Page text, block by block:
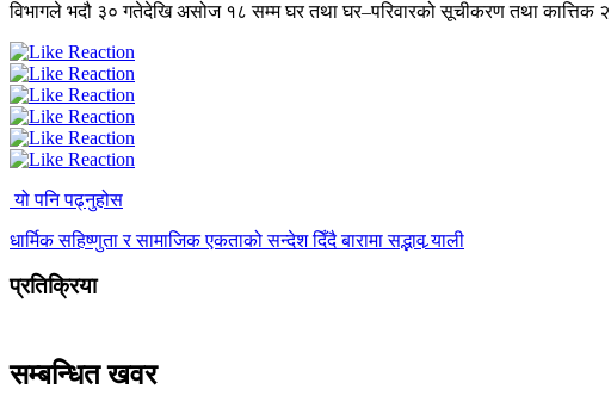
विभागले भदौ ३० गतेदेखि असोज १८ सम्म घर तथा घर–परिवारको सूचीकरण तथा
यो पनि पढ्नुहोस
धार्मिक सहिष्णुता र सामाजिक एकताको सन्देश दिँदै बारामा सद्भाव र्‍याली
प्रतिक्रिया
सम्बन्धित खवर